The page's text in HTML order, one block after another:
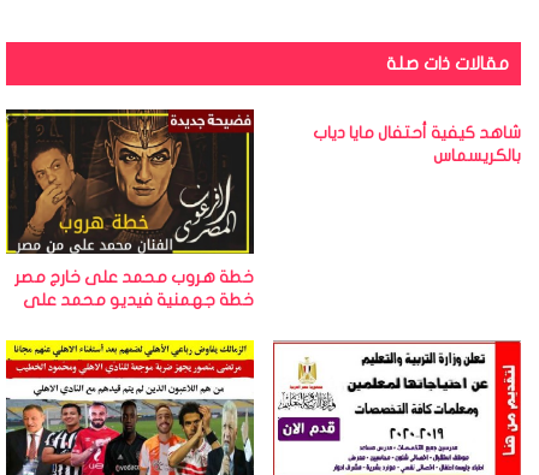
مقالات ذات صلة
شاهد كيفية أحتفال مايا دياب
بالكريسماس
خطة هروب محمد على خارج مصر
خطة جهمنية فيديو محمد على